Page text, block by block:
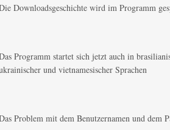
Downloadsgeschichte wird im Programm
Programm startet sich jetzt auch in
und vietnamesischer Sprachen
Problem mit dem Benutzernamen und dem